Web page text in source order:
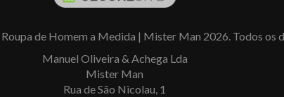
de Homem a Medida | Mister Man 2026. Todos os
Manuel Oliveira & Achega Lda
Mister Man
Rua de São Nicolau, 1